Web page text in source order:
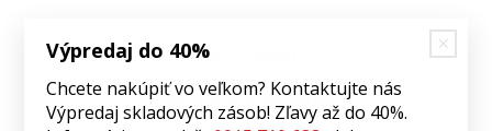
VŠETKO O NÁKUPE
Obchodné podmienky
Výpredaj do 40%
Chcete nakúpiť vo veľkom? Kontaktujte nás
Výpredaj skladových zásob! Zľavy až do 40%.